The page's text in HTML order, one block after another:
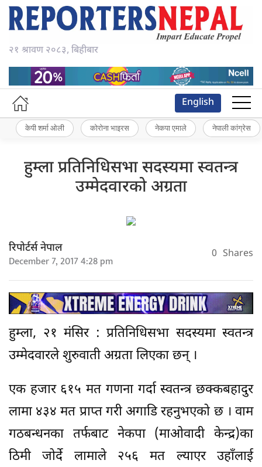
२१ श्रावण २०८३, बिहीबार
English
केपी शर्मा ओली कोरोना भाइरस नेकपा एमाले नेपाली कांग्रेस
हुम्ला प्रतिनिधिसभा सदस्यमा स्वतन्त्र
उम्मेदवारको अग्रता
रिपोर्टर्स नेपाल
December 7, 2017 4:28 pm 0 Shares
हुम्ला, २१ मंसिर : प्रतिनिधिसभा सदस्यमा स्वतन्त्र
उम्मेदवारले शुरुवाती अग्रता लिएका छन् ।
एक हजार ६१५ मत गणना गर्दा स्वतन्त्र छक्कबहादुर
लामा ४३४ मत प्राप्त गरी अगाडि रहनुभएको छ । वाम
गठबन्धनका तर्फबाट नेकपा (माओवादी केन्द्र)का
ठिमी जोर्दे लामाले २५६ मत ल्याएर उहाँलाई